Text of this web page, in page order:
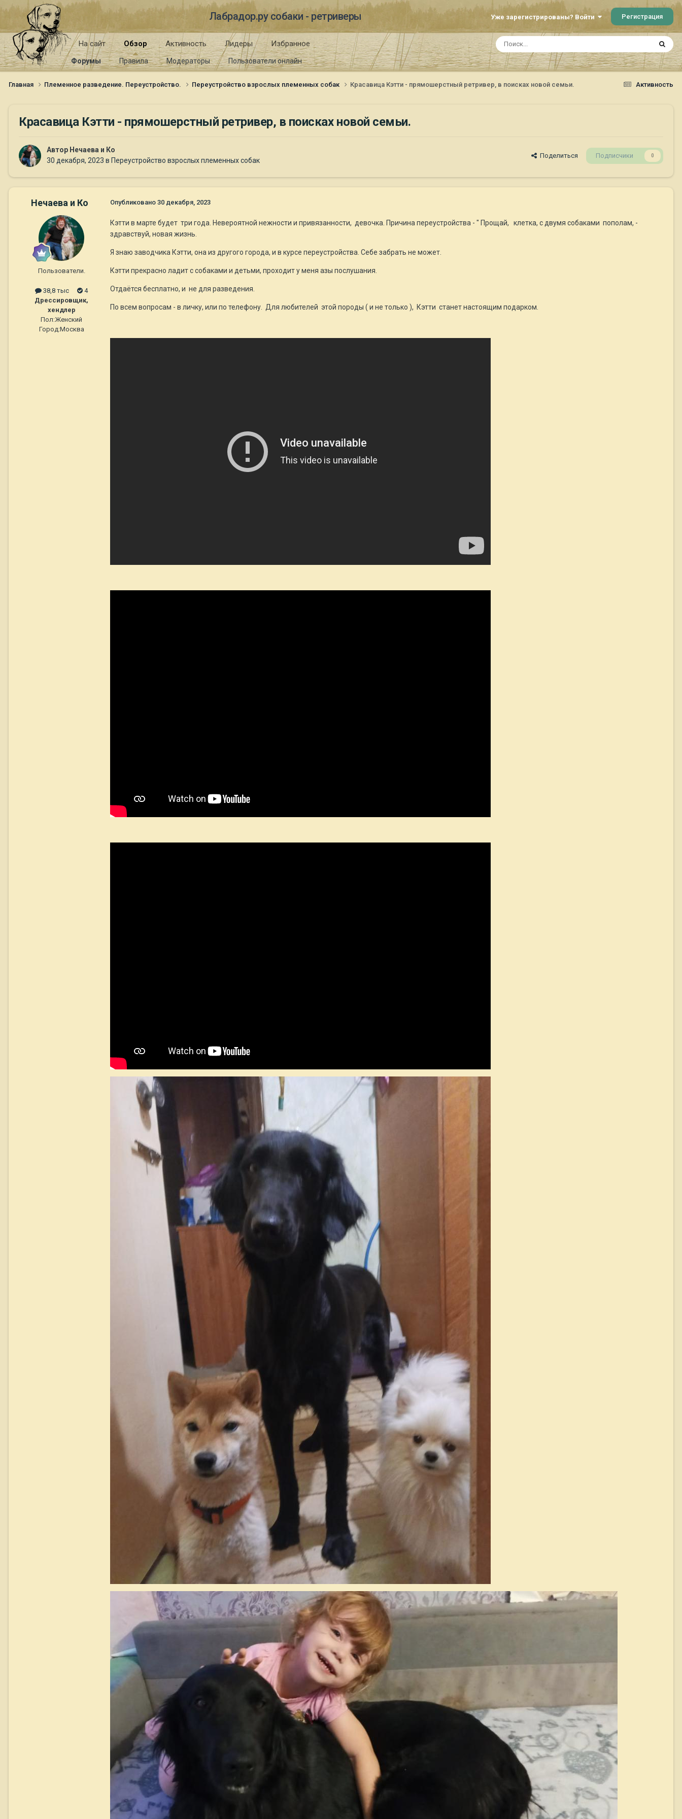
Лабрадор.ру собаки - ретриверы Уже зарегистрированы? Войти Регистрация
На сайт Обзор
Форумы Правила Модераторы Пользователи онлайн
Активность Лидеры Избранное
Активность
Главная Племенное разведение. Переустройство. Переустройство взрослых племенных собак Красавица Кэтти - прямошерстный ретривер, в поисках новой семьи.
Красавица Кэтти - прямошерстный ретривер, в поисках новой семьи.
Автор Нечаева и Ко
30 декабря, 2023 в Переустройство взрослых племенных собак
Поделиться Подписчики 0
Нечаева и Ко
Пользователи.
38,8 тыс
4
Дрессировщик,
хендлер
Пол:Женский
Город:Москва
Опубликовано 30 декабря, 2023
Кэтти в марте будет три года. Невероятной нежности и привязанности, девочка. Причина переустройства - " Прощай, клетка, с двумя собаками пополам, -
здравствуй, новая жизнь.
Я знаю заводчика Кэтти, она из другого города, и в курсе переустройства. Себе забрать не может.
Кэтти прекрасно ладит с собаками и детьми, проходит у меня азы послушания.
Отдаётся бесплатно, и не для разведения.
По всем вопросам - в личку, или по телефону. Для любителей этой породы ( и не только ), Кэтти станет настоящим подарком.